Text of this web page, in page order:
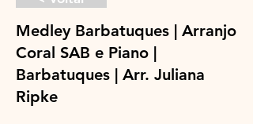
Medley Barbatuques | Arranjo
Coral SAB e Piano |
Barbatuques | Arr. Juliana
Ripke